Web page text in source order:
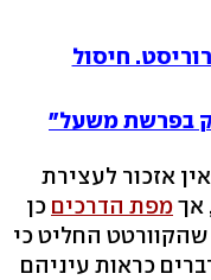
חיסול
בפרשת משעל"
אזכור לעצירת
מפת הדרכים כן
החליט כי
כראות עיניהם